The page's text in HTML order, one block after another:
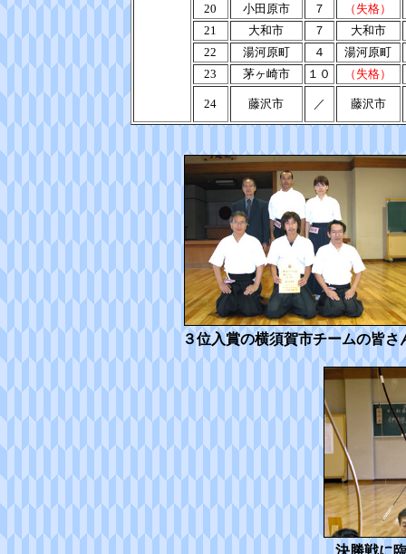
20
小田原市 ７
（失格）
21
大和市 ７
大和市
22
湯河原町 ４
湯河原町
23
茅ヶ崎市 １０ （失格）
24 藤沢市 ／ 藤沢市
３位入賞の横須賀市チームの皆さ
決勝戦に